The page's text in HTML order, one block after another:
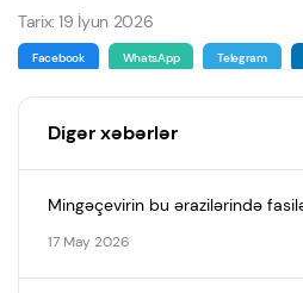
Tarix: 19 İyun 2026
Facebook WhatsApp Telegram
Digər xəbərlər
Mingəçevirin bu ərazilərində
17 May 2026